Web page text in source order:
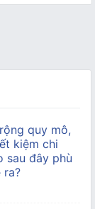
quy mô,
kiệm chi
sau đây phù
ra?